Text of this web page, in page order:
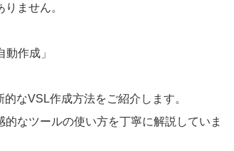
ません。
作成」
なVSL作成方法をご紹介します。
なツールの使い方を丁寧に解説していま